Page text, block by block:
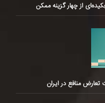
از چهار گزینه ممکن